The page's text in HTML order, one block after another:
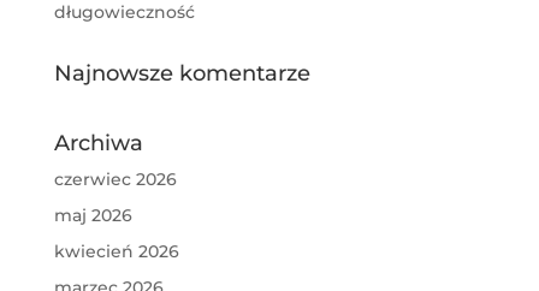
długowieczność
Najnowsze komentarze
Archiwa
czerwiec 2026
maj 2026
kwiecień 2026